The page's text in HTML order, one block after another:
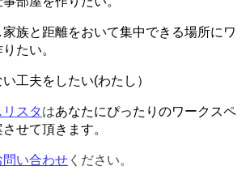
家族と距離をおいて集中できる場所にワ
たい。
工夫をしたい(わたし）
スタはあなたにぴったりのワークスペ
せて頂きます。
問い合わせ ください。